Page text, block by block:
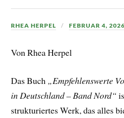
RHEA HERPEL FEBRUAR 4, 2026
Von Rhea Herpel
Das Buch „Empfehlenswerte
in Deutschland – Band Nord“
strukturiertes Werk, das alles